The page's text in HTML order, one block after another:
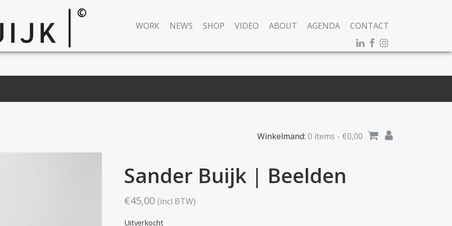
WORK NEWS SHOP VIDEO ABOUT AGENDA CONTACT
Winkelmand: 0 items - €0,00
Sander Buijk | Beelden
€45,00 (incl BTW)
Uitverkocht